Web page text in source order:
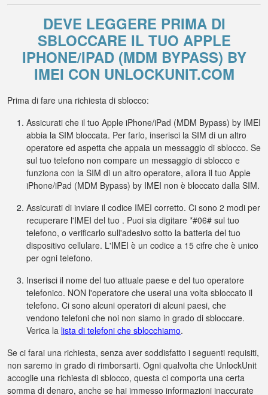
DEVE LEGGERE PRIMA DI
SBLOCCARE IL TUO APPLE
IPHONE/IPAD (MDM BYPASS) BY
IMEI CON UNLOCKUNIT.COM
Prima di fare una richiesta di sblocco:
Assicurati che il tuo Apple iPhone/iPad (MDM Bypass) by IMEI
abbia la SIM bloccata. Per farlo, inserisci la SIM di un altro
operatore ed aspetta che appaia un messaggio di sblocco. Se
sul tuo telefono non compare un messaggio di sblocco e
funziona con la SIM di un altro operatore, allora il tuo Apple
iPhone/iPad (MDM Bypass) by IMEI non è bloccato dalla SIM.
Assicurati di inviare il codice IMEI corretto. Ci sono 2 modi per
recuperare l'IMEI del tuo . Puoi sia digitare *#06# sul tuo
telefono, o verificarlo sull'adesivo sotto la batteria del tuo
dispositivo cellulare. L'IMEI è un codice a 15 cifre che è unico
per ogni telefono.
Inserisci il nome del tuo attuale paese e del tuo operatore
telefonico. NON l'operatore che userai una volta sbloccato il
telefono. Ci sono alcuni operatori di alcuni paesi, che
vendono telefoni che noi non siamo in grado di sbloccare.
Verica la lista di telefoni che sblocchiamo.
Se ci farai una richiesta, senza aver soddisfatto i seguenti requisiti,
non saremo in grado di rimborsarti. Ogni qualvolta che UnlockUnit
accoglie una richiesta di sblocco, questa ci comporta una certa
somma di denaro, anche se hai immesso informazioni inaccurate